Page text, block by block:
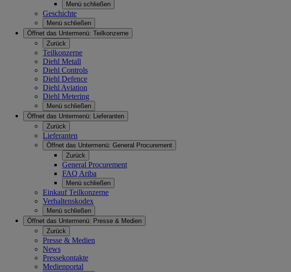
Menü schließen
Geschichte
Menü schließen
Öffnet das Untermenü: Teilkonzerne
Zurück
Teilkonzerne
Diehl Metall
Diehl Controls
Diehl Defence
Diehl Aviation
Diehl Metering
Menü schließen
Öffnet das Untermenü: Lieferanten
Zurück
Lieferanten
Öffnet das Untermenü: General Procurement
Zurück
General Procurement
FAQ Ariba
Menü schließen
Einkauf Teilkonzerne
Verhaltenskodex
Menü schließen
Öffnet das Untermenü: Presse & Medien
Zurück
Presse & Medien
News
Pressekontakte
Medienportal